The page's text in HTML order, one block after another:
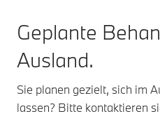
Geplante
Ausland.
Sie planen gezielt, sich im
lassen? Bitte kontaktieren